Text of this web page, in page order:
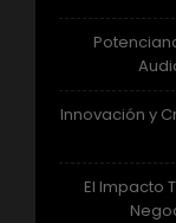
Innovación y
El Impacto